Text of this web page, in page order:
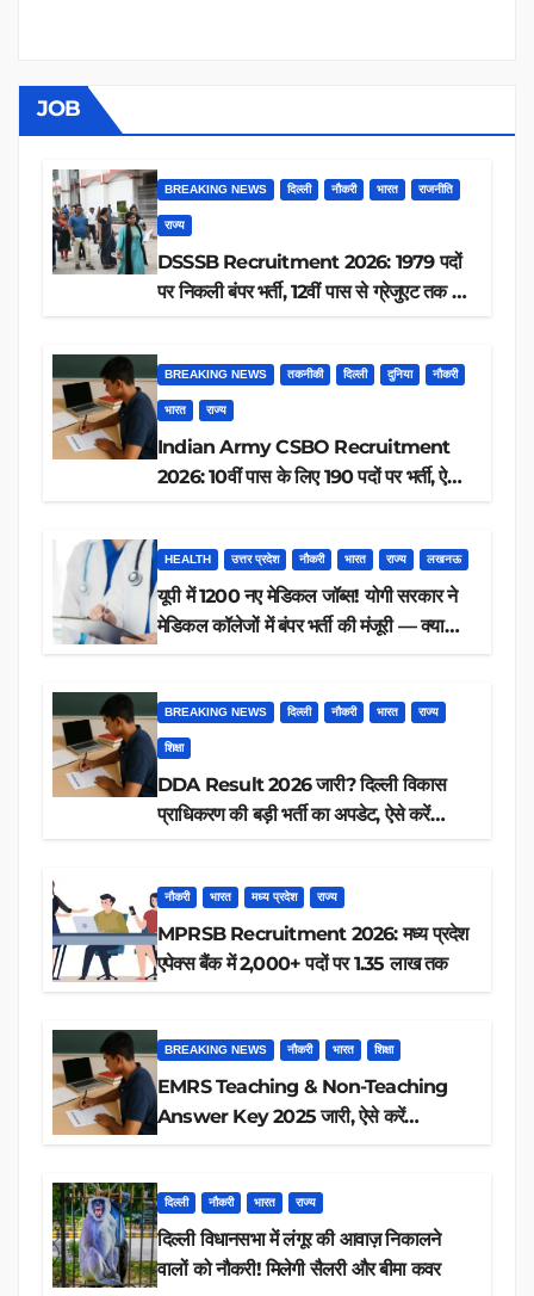
JOB
BREAKING NEWS दिल्ली नौकरी भारत राजनीति
राज्य
DSSSB Recruitment 2026: 1979 पदों
पर निकली बंपर भर्ती, 12वीं पास से ग्रेजुएट तक करें
BREAKING NEWS तकनीकी दिल्ली दुनिया नौकरी
भारत राज्य
Indian Army CSBO Recruitment
2026: 10वीं पास के लिए 190 पदों पर भर्ती, ऐसे
HEALTH उत्तर प्रदेश नौकरी भारत राज्य लखनऊ
यूपी में 1200 नए मेडिकल जॉब्स! योगी सरकार ने
मेडिकल कॉलेजों में बंपर भर्ती की मंजूरी — क्या
BREAKING NEWS दिल्ली नौकरी भारत राज्य
शिक्षा
DDA Result 2026 जारी? दिल्ली विकास
प्राधिकरण की बड़ी भर्ती का अपडेट, ऐसे करें
नौकरी भारत मध्य प्रदेश राज्य
MPRSB Recruitment 2026: मध्य प्रदेश
एपेक्स बैंक में 2,000+ पदों पर 1.35 लाख तक
BREAKING NEWS नौकरी भारत शिक्षा
EMRS Teaching & Non-Teaching
Answer Key 2025 जारी, ऐसे करें
दिल्ली नौकरी भारत राज्य
दिल्ली विधानसभा में लंगूर की आवाज़ निकालने
वालों को नौकरी! मिलेगी सैलरी और बीमा कवर